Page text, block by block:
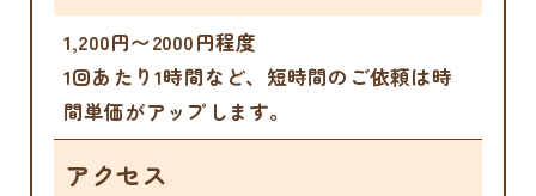
1,200円〜2000円程度
1回あたり1時間など、短時間のご依頼は時
間単価がアップします。
アクセス